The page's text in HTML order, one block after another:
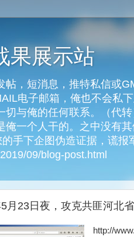
果展示站
帖，短消息，推特私信或
电子邮箱，俺也不会私
与俺的任何联系。（代
一个人干的。之中没有
手下企图伪造证据，谎
09/blog-post.html
月23日夜，攻克共匪河北
http://